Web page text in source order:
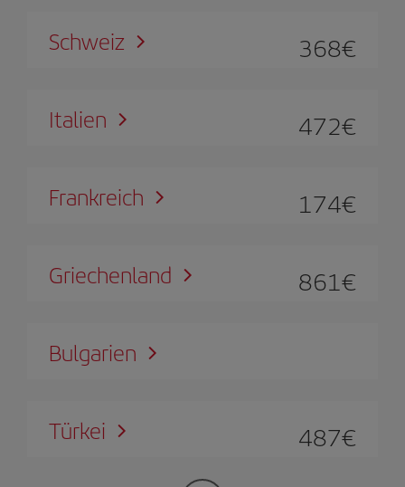
Schweiz 368€
Italien 472€
Frankreich 174€
Griechenland 861€
Bulgarien
Türkei 487€